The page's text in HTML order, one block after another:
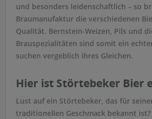
und besonders leidenschaftlich – so
Braumanufaktur die verschiedenen
Qualität. Bernstein-Weizen, Pils und
Brauspezialitäten sind somit ein
suchen vergeblich ihres Gleichen.
Hier ist Störtebeker Bier
Lust auf ein Störtebeker, das für
traditionellen Geschmack bekannt ist?